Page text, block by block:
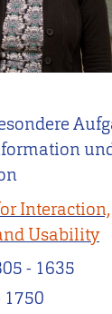
Interaction,
Usability
- 1635
1750